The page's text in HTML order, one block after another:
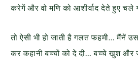
करेगें और वो मणि को आशीर्वाद देते हुए चले
तो ऐसी भी हो जाती है गलत फहमी… मैंनें
कर कहानी बच्चों को दे दी… बच्चे खुश और